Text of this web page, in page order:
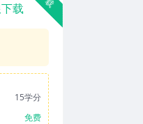
载
15学分
免费